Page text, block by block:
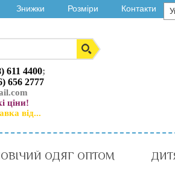
Знижки Розміри Контакти
611 4400;
656 2777
ціни!
від...
ОДЯГ ОПТОМ